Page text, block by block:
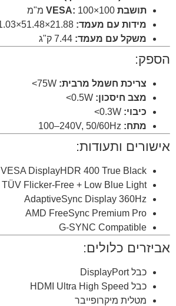
תושבת VESA: ‎100×100 מ"מ
מידות עם מעמד:
משקל עם מעמד:
הספק:
צריכת חשמל מרבית:
מצב חיסכון:
כיבוי:
מתח:
אישורים ותעודות:
VESA DisplayHDR 400 True Black
TÜV Flicker-Free + Low Blue Light
AdaptiveSync Display 360Hz
AMD FreeSync Premium Pro
G-SYNC Compatible
אביזרים כלולים:
כבל DisplayPort
כבל HDMI Ultra High Speed
מטלית מיקרופייבר